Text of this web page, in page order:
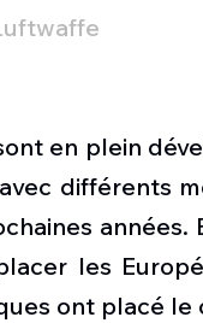
en plein
différents
années.
les
ont placé